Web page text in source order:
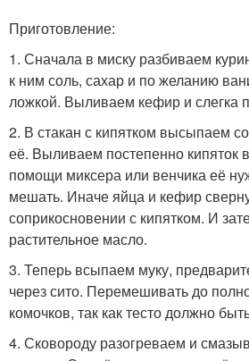
Приготовление:
1. Сначала в миску разбиваем
к ним соль, сахар и по желанию
ложкой. Выливаем кефир и слегка
2. В стакан с кипятком высыпаем
её. Выливаем постепенно кипяток
помощи миксера или венчика её
мешать. Иначе яйца и кефир
соприкосновении с кипятком. И
растительное масло.
3. Теперь всыпаем муку,
через сито. Перемешивать до
комочков, так как тесто должно
4. Сковороду разогреваем и